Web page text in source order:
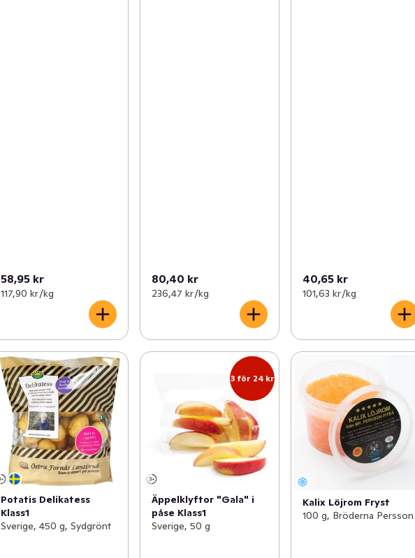
58,95 kr
117,90 kr /kg
80,40 kr
236,47 kr /kg
40,65 kr
101,63 kr /kg
Potatis Delikatess
Klass1
Sverige, 450 g, Sydgrönt
3 för 24 kr
Äppelklyftor "Gala" i
påse Klass1
Sverige, 50 g
Kalix Löjrom Fryst
100 g, Bröderna Persson